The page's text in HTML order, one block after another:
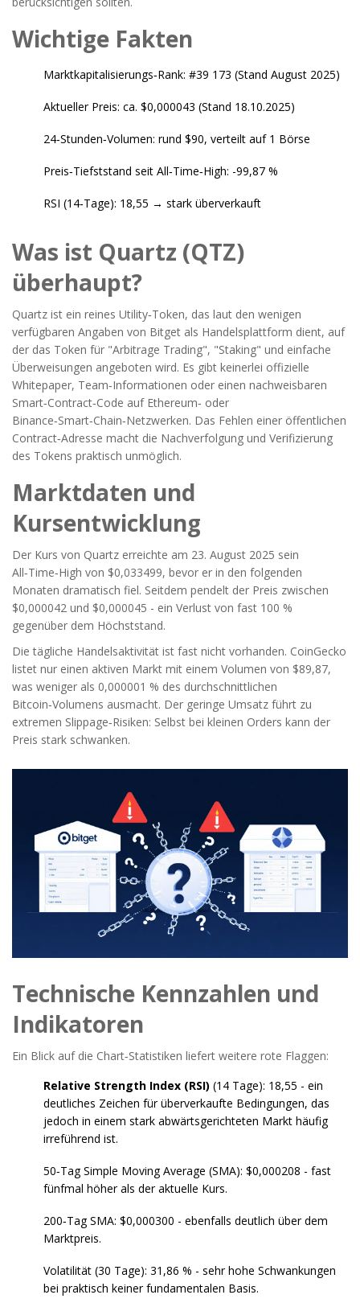
Wichtige Fakten
Marktkapitalisierungs‑Rank: #39 173 (Stand August 2025)
Aktueller Preis: ca. $0,000043 (Stand 18.10.2025)
24‑Stunden‑Volumen: rund $90, verteilt auf 1 Börse
Preis‑Tiefststand seit All‑Time‑High: -99,87 %
RSI (14‑Tage): 18,55 → stark überverkauft
Was ist Quartz (QTZ)
überhaupt?
Quartz ist ein reines Utility‑Token, das laut den wenigen
verfügbaren Angaben von Bitget als Handelsplattform dient, auf
der das Token für "Arbitrage Trading", "Staking" und einfache
Überweisungen angeboten wird. Es gibt keinerlei offizielle
Whitepaper, Team‑Informationen oder einen nachweisbaren
Smart‑Contract‑Code auf Ethereum‑ oder
Binance‑Smart‑Chain‑Netzwerken. Das Fehlen einer öffentlichen
Contract‑Adresse macht die Nachverfolgung und Verifizierung
des Tokens praktisch unmöglich.
Marktdaten und
Kursentwicklung
Der Kurs von Quartz erreichte am 23. August 2025 sein
All‑Time‑High von $0,033499, bevor er in den folgenden
Monaten dramatisch fiel. Seitdem pendelt der Preis zwischen
$0,000042 und $0,000045 - ein Verlust von fast 100 %
gegenüber dem Höchststand.
Die tägliche Handelsaktivität ist fast nicht vorhanden. CoinGecko
listet nur einen aktiven Markt mit einem Volumen von $89,87,
was weniger als 0,000001 % des durchschnittlichen
Bitcoin‑Volumens ausmacht. Der geringe Umsatz führt zu
extremen Slippage‑Risiken: Selbst bei kleinen Orders kann der
Preis stark schwanken.
Technische Kennzahlen und
Indikatoren
Ein Blick auf die Chart‑Statistiken liefert weitere rote Flaggen:
Relative Strength Index (RSI) (14 Tage): 18,55 - ein
deutliches Zeichen für überverkaufte Bedingungen, das
jedoch in einem stark abwärtsgerichteten Markt häufig
irreführend ist.
50‑Tag Simple Moving Average (SMA): $0,000208 - fast
fünfmal höher als der aktuelle Kurs.
200‑Tag SMA: $0,000300 - ebenfalls deutlich über dem
Marktpreis.
Volatilität (30 Tage): 31,86 % - sehr hohe Schwankungen
bei praktisch keiner fundamentalen Basis.